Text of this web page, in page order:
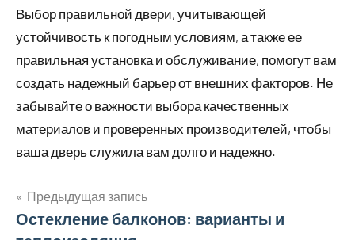
Выбор правильной двери, учитывающей
устойчивость к погодным условиям, а также ее
правильная установка и обслуживание, помогут вам
создать надежный барьер от внешних факторов. Не
забывайте о важности выбора качественных
материалов и проверенных производителей, чтобы
ваша дверь служила вам долго и надежно.
Навигация
Предыдущая запись
Остекление балконов: варианты и